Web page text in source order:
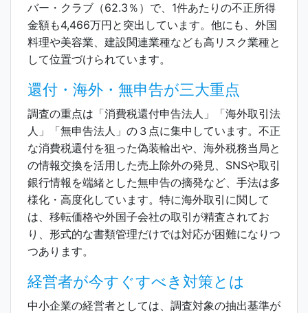
バー・クラブ（62.3％）で、1件あたりの不正所得
金額も4,466万円と突出しています。他にも、外国
料理や美容業、建設関連業種なども高リスク業種と
して位置づけられています。
還付・海外・無申告が三大重点
調査の重点は「消費税還付申告法人」「海外取引法
人」「無申告法人」の３点に集中しています。不正
な消費税還付を狙った偽装輸出や、海外税務当局と
の情報交換を活用した売上除外の発見、SNSや取引
銀行情報を端緒とした無申告の摘発など、手法は多
様化・高度化しています。特に海外取引に関して
は、移転価格や外国子会社の取引が精査されてお
り、形式的な書類管理だけでは対応が困難になりつ
つあります。
経営者が今すぐすべき対策とは
中小企業の経営者としては、調査対象の抽出基準が